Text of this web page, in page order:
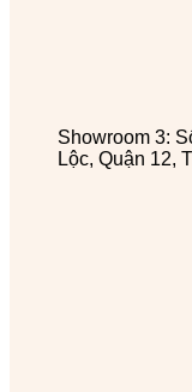
Showroom 3:
Lộc, Quận 12,